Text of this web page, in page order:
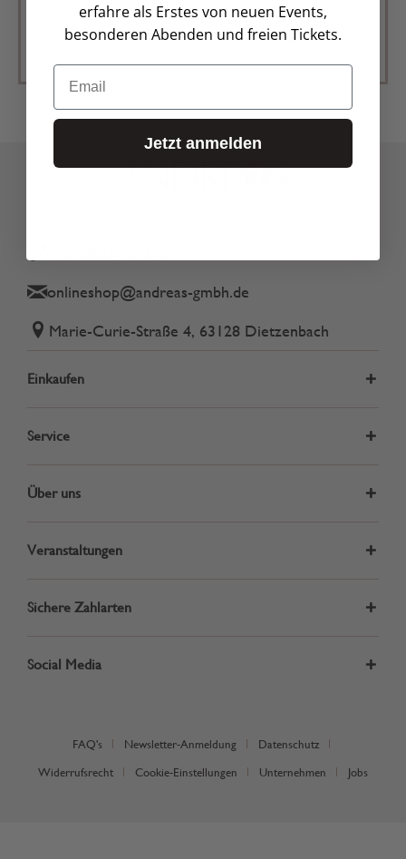
Zur Newsletter Anmeldung
onlineshop@andreas-gmbh.de
Marie-Curie-Straße 4, 63128 Dietzenbach
Einkaufen
Service
Über uns
Veranstaltungen
Sichere Zahlarten
Social Media
FAQ's Newsletter-Anmeldung Datenschutz
Widerrufsrecht Cookie-Einstellungen Unternehmen Jobs
erfahre als Erstes von neuen Events,
besonderen Abenden und freien Tickets.
Email
Jetzt anmelden